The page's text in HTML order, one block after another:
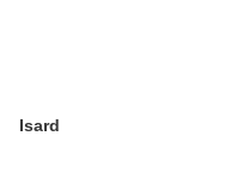
Isard